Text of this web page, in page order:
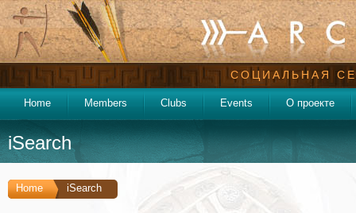
СОЦИАЛЬНАЯ
Home Members Clubs Events О проекте
iSearch
Home iSearch